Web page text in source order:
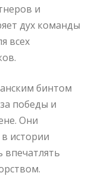
и
дух команды
всех
бинтом
победы и
Они
истории
впечатлять